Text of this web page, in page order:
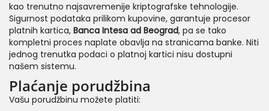
kao trenutno najsavremenije kriptografske tehnologije.
Sigurnost podataka prilikom kupovine, garantuje procesor
platnih kartica, Banca Intesa ad Beograd, pa se tako
kompletni proces naplate obavlja na stranicama banke. Niti
jednog trenutka podaci o platnoj kartici nisu dostupni
našem sistemu.
Plaćanje porudžbina
Vašu porudžbinu možete platiti: